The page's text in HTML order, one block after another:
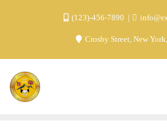
(123)-456-7890
Crosby Street, New